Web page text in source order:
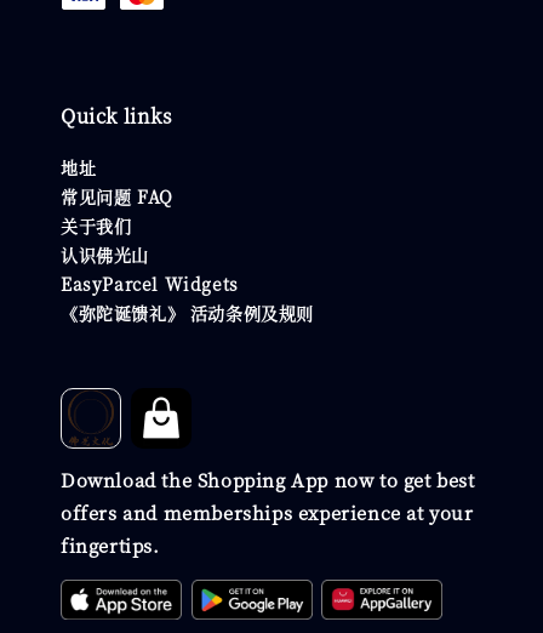
Quick links
地址
常见问题 FAQ
关于我们
认识佛光山
EasyParcel Widgets
《弥陀诞馈礼》 活动条例及规则
Download the Shopping App now to get best
offers and memberships experience at your
fingertips.